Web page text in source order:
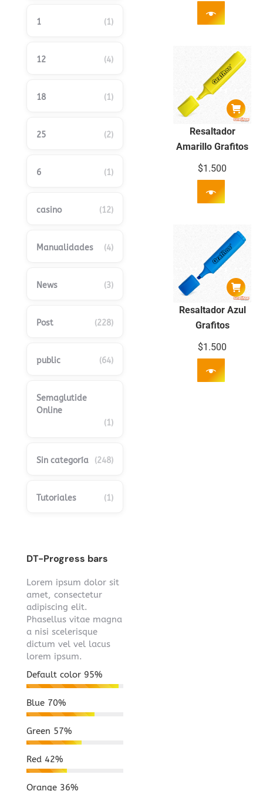
Resaltador
Amarillo Grafitos
$1.500
Resaltador Azul
Grafitos
$1.500
1 (1)
12 (4)
18 (1)
25 (2)
6 (1)
casino (12)
Manualidades (4)
News (3)
Post (228)
public (64)
Semaglutide
Online
(1)
Sin categoría (248)
Tutoriales (1)
DT-Progress bars
Lorem ipsum dolor sit
amet, consectetur
adipiscing elit.
Phasellus vitae magna
a nisi scelerisque
dictum vel vel lacus
lorem ipsum.
Default color 95%
Blue 70%
Green 57%
Red 42%
Orange 36%